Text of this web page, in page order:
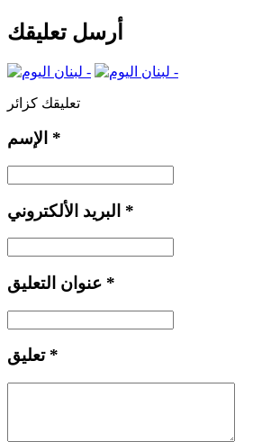
أرسل تعليقك
تعليقك كزائر
*
*
*
تعليق *